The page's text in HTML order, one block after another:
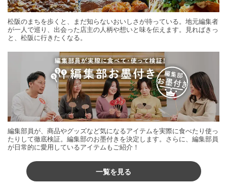
松阪のまちを歩くと、まだ知らないおいしさが待っている。地元編集者
が一人で巡り、出会った店主の人柄や想いと味を伝えます。見ればきっ
と、松阪に行きたくなる。
編集部員が、商品やグッズなど気になるアイテムを実際に食べたり使っ
たりして徹底検証。編集部のお墨付きを決定します。さらに、編集部員
が日常的に愛用しているアイテムもご紹介！
一覧を見る